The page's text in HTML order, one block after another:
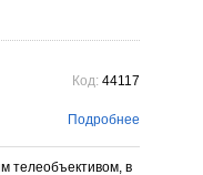
Код: 44117
Подробнее
телеобъективом, в